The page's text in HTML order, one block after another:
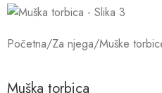
Početna/Za njega/Muške
Muška torbica